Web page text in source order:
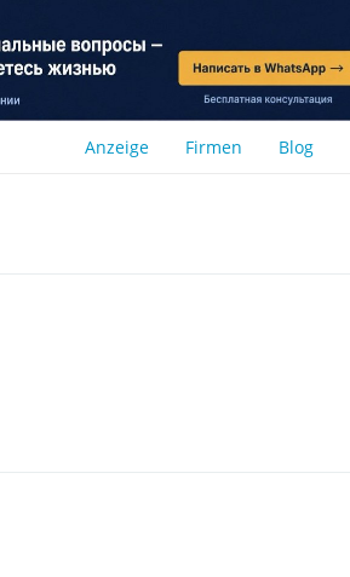
Anzeige Firmen Blog